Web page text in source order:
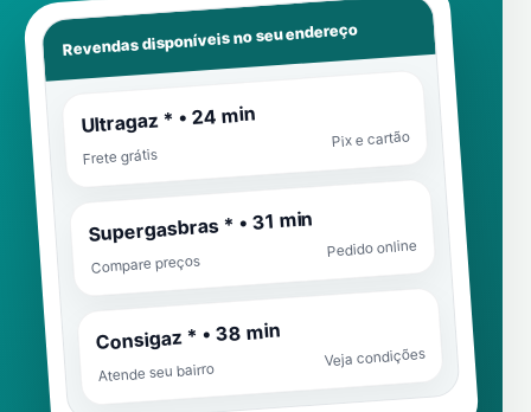
Revendas disponíveis no seu endereço
Ultragaz * • 24 min
Frete grátis
Pix e cartão
Supergasbras * • 31 min
Compare preços
Pedido online
Consigaz * • 38 min
Atende seu bairro
Veja condições